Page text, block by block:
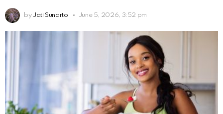
by Jati Sunarto June 5, 2026, 3:52 pm